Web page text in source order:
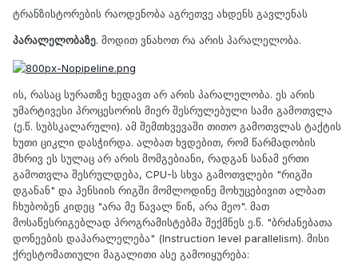
ტრანზისტორების რაოდენობა აგრეთვე ახდენს გავლენას
პარალელობაზე. მოდით ვნახოთ რა არის პარალელობა.
ის, რასაც სურათზე ხედავთ არ არის პარალელობა. ეს არის
უმარტივესი პროცესორის მიერ შესრულებული სამი გამოთვლა
(ე.წ. სუბსკალარული). ამ შემთხვევაში თითო გამოთვლას ტაქტის
ხუთი ციკლი დასჭირდა. ალბათ ხვდებით, რომ წარმადობის
მხრივ ეს სულაც არ არის მომგებიანი, რადგან სანამ ერთი
გამოთვლა შესრულდება, CPU-ს სხვა გამოთვლები "რიგში
დგანან" და პენსიის რიგში მომლოდინე მოხუცებივით ალბათ
ჩხუბობენ კიდეც "არა მე წავალ წინ, არა მეო". მათ
მოსაწესრიგებლად პროგრამისტებმა შექმნეს ე.წ. "ბრძანებათა
დონეების დაპარალელება" (Instruction level parallelism). მისი
ქრესტომათიული მაგალითი ასე გამოიყურება: